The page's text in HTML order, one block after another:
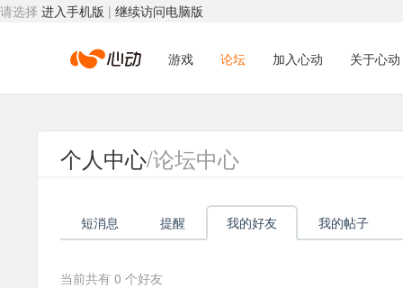
请选择 进入手机版 | 继续访问电脑版
心
动
络
游戏 论坛 加入心动 关于心动
个人中心/论坛中心
短消息 提醒 我的好友 我的帖子
当前共有 0 个好友